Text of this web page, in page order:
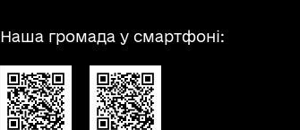
Наша громада у смартфоні: